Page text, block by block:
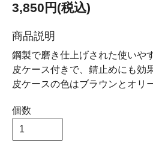
3,850円(税込)
商品説明
鋼製で磨き仕上げされた使いや
皮ケース付きで、錆止めにも効
皮ケースの色はブラウンとオリ
個数